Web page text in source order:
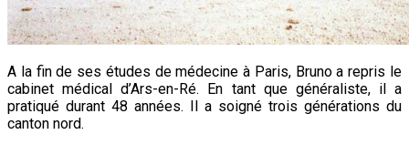
A la fin de ses études de médecine à Paris, Bruno a repris le
cabinet médical d’Ars-en-Ré. En tant que généraliste, il a
pratiqué durant 48 années. Il a soigné trois générations du
canton nord.